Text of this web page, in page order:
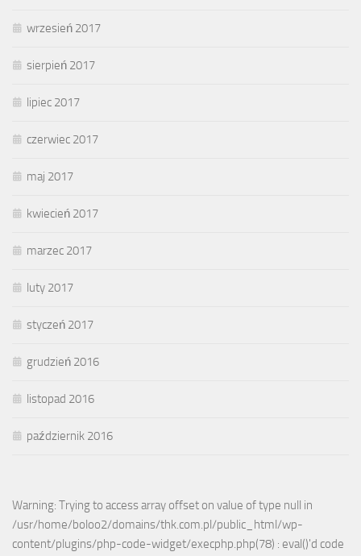
wrzesień 2017
sierpień 2017
lipiec 2017
czerwiec 2017
maj 2017
kwiecień 2017
marzec 2017
luty 2017
styczeń 2017
grudzień 2016
listopad 2016
październik 2016
Warning: Trying to access array offset on value of type null in
/usr/home/boloo2/domains/thk.com.pl/public_html/wp-
content/plugins/php-code-widget/execphp.php(78) : eval()'d code